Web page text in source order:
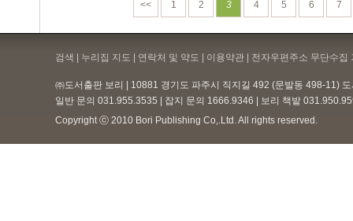
<< 1 2 3 4 5 6 7
검색 | 누리집 지도 | 연락처 및 약도 | 이용약관 | 전자우편주소 무단수집
㈜도서출판 보리 | 10881 경기도 파주시 직지길 492 (문발동 498-11)
일반 문의 031.955.3535 | 잡지 문의 1666.9346 | 보리 책밭
Copyright ⓒ 2010 Bori Publishing Co,.Ltd. All rights reserved.